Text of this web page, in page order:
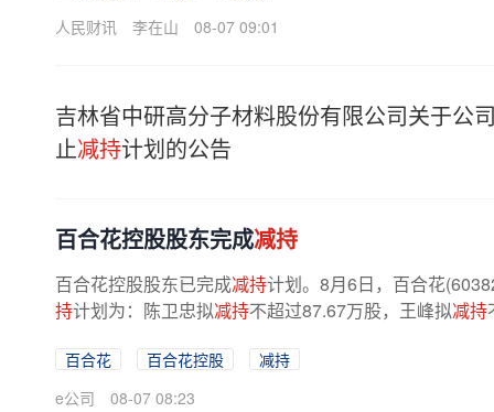
人民财讯
李在山 08-07 09:01
吉林省中研高分子材料股份有限公司关于公
止减持计划的公告
百合花控股股东完成减持
百合花控股股东已完成减持计划。8月6日，百合花
持计划为：陈卫忠拟减持不超过87.67万股，王峰拟减持
百合花 百合花控股
减持
e公司
08-07 08:23